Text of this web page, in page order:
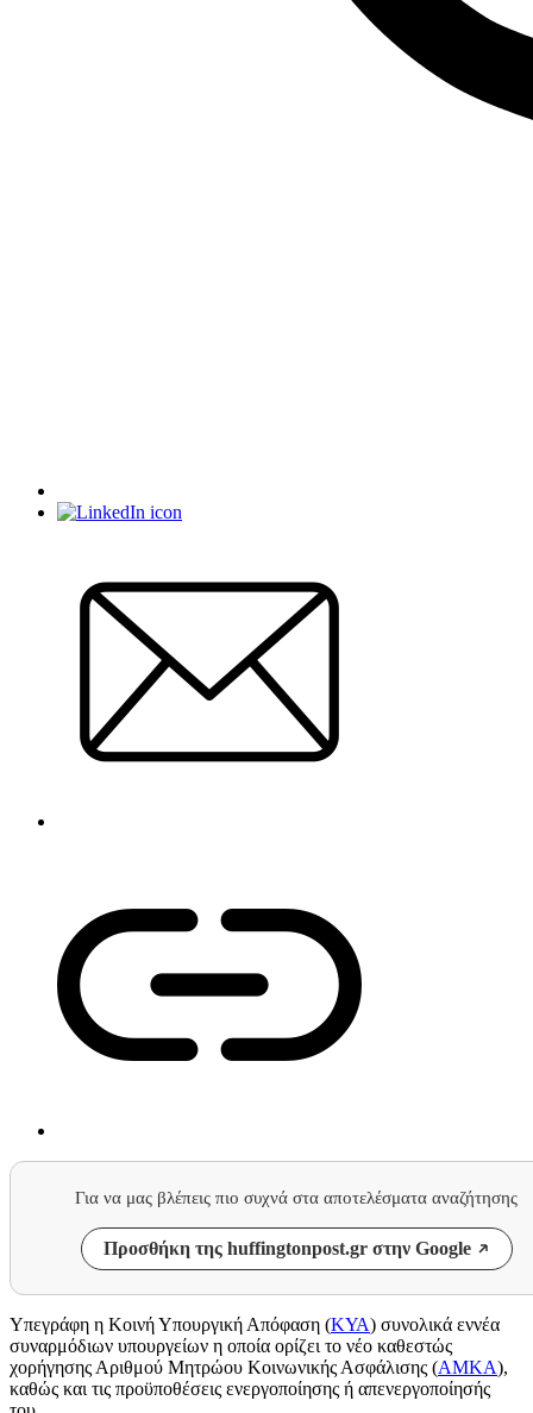
Για να μας βλέπεις πιο συχνά στα αποτελέσματα αναζήτησης
Προσθήκη της huffingtonpost.gr στην Google
Υπεγράφη η Κοινή Υπουργική Απόφαση (ΚΥΑ) συνολικά εννέα
συναρμόδιων υπουργείων η οποία ορίζει το νέο καθεστώς
χορήγησης Αριθμού Μητρώου Κοινωνικής Ασφάλισης (ΑΜΚΑ),
καθώς και τις προϋποθέσεις ενεργοποίησης ή απενεργοποίησής